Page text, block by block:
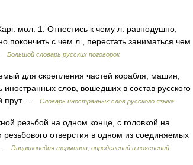
мол. 1. Отнестись к чему л. равнодушно,
с чем л., перестать заниматься чем
Большой словарь русских поговорок
для скрепления частей корабля, машин,
слов, вошедших в состав русского
прут …
Словарь иностранных слов русского языка
резьбой на одном конце, с головкой на
отверстия в одном из соединяемых
…
Энциклопедия терминов, определений и пояснений